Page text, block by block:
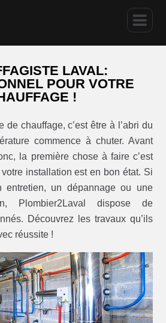
LAVAL:
POUR VOTRE
!
de chauffage, c’est être à l’abri du
commence à chuter. Avant
la première chose à faire c’est
installation est en bon état. Si
entretien, un dépannage ou une
Plombier2Laval dispose de
Découvrez les travaux qu’ils
réussite !